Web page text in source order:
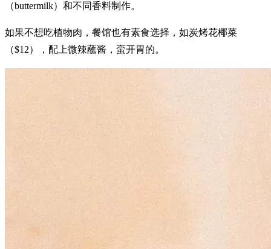
（buttermilk）和不同香料制作。
如果不想吃植物肉，餐馆也有素食选择，如炭烤花椰菜
（$12），配上微辣蘸酱，蛮开胃的。